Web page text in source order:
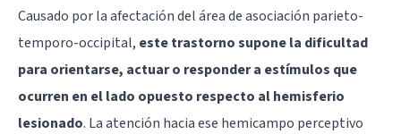
Causado por la afectación del área de asociación parieto-
temporo-occipital, este trastorno supone la dificultad
para orientarse, actuar o responder a estímulos que
ocurren en el lado opuesto respecto al hemisferio
lesionado. La atención hacia ese hemicampo perceptivo